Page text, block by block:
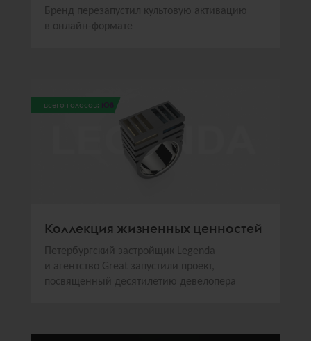
Бренд перезапустил культовую активацию
в онлайн-формате
всего голосов: 108
Коллекция жизненных ценностей
Петербургский застройщик Legenda
и агентство Great запустили проект,
посвященный десятилетию девелопера